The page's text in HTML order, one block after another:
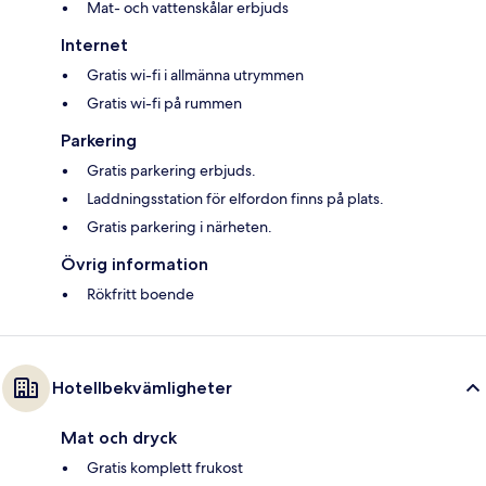
Mat- och vattenskålar erbjuds
Internet
Gratis wi-fi i allmänna utrymmen
Gratis wi-fi på rummen
Parkering
Gratis parkering erbjuds.
Laddningsstation för elfordon finns på plats.
Gratis parkering i närheten.
Övrig information
Rökfritt boende
Hotellbekvämligheter
Mat och dryck
Gratis komplett frukost